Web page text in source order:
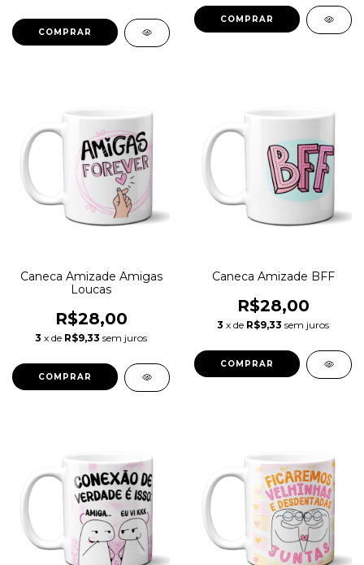
Caneca Amizade Amigas
Loucas
R$28,00
3 x de R$9,33 sem juros
Caneca Amizade BFF
R$28,00
3 x de R$9,33 sem juros